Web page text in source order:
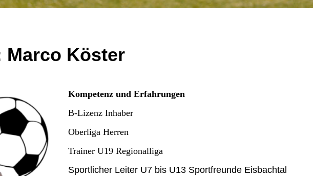
Marco Köster
Kompetenz und Erfahrungen
B-Lizenz Inhaber
Oberliga Herren
Trainer U19 Regionalliga
Sportlicher Leiter U7 bis U13 Sportfreunde Eisbachtal